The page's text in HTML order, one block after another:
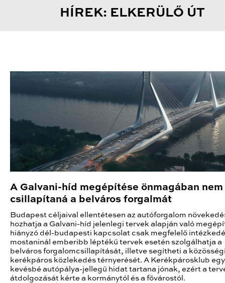
HÍREK: ELKERÜLŐ ÚT
A Galvani-híd megépítése önmagában nem
csillapítaná a belváros forgalmát
Budapest céljaival ellentétesen az autóforgalom
hozhatja a Galvani-híd jelenlegi tervek alapján való
hiányzó dél-budapesti kapcsolat csak megfelelő
mostaninál emberibb léptékű tervek esetén szolgálhatja a
belváros forgalomcsillapítását, illetve segítheti a
kerékpáros közlekedés térnyerését. A Kerékpárosklub egy
kevésbé autópálya-jellegű hidat tartana jónak, ezért a
átdolgozását kérte a kormánytól és a fővárostól.